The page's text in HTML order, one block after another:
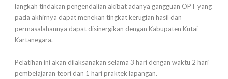
langkah tindakan pengendalian akibat adanya gangguan OPT yang
pada akhirnya dapat menekan tingkat kerugian hasil dan
permasalahannya dapat disinergikan dengan Kabupaten Kutai
Kartanegara.
Pelatihan ini akan dilaksanakan selama 3 hari dengan waktu 2 hari
pembelajaran teori dan 1 hari praktek lapangan.